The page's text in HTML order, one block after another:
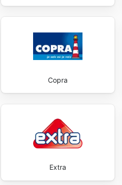
Copra
Extra